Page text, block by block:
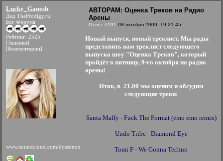
Lucky_Ganesh
Дед TheProdigy.ru
Бог Форума
Рейтинг: 2525
[Заценки]
[Комментарии]
www.soundcloud.com/dyssonox
АВТОРАМ: Оценка Треков на Радио
Арены
Ответ #191 08 октября 2009, 19:21:45
Новый выпуск, новый треклист. Мы рады
представить вам треклист следующего
выпуска шоу "Оценка Треков", который
пройдёт в пятницу, 9-го октября на радио
арены!
Итак, в 21.00 мы оценим и обсудим
следующие треки:
Santa Maffy - Fuck The Format (emo emo remix)
Undo Tribe - Diamond Eye
Tomi F - We Gonna Techno